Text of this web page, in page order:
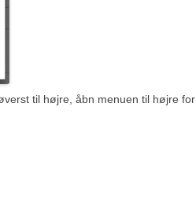
til højre, åbn menuen til højre for